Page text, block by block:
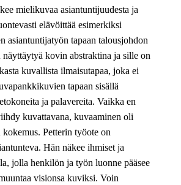
mielikuvaa asiantuntijuudesta ja
elävöittää esimerkiksi
asiantuntijatyön tapaan talousjohdon
kovin abstraktina ja sille on
kuvallista ilmaisutapaa, joka ei
tapaan sisällä
ja palavereita. Vaikka en
kuvattavana, kuvaaminen oli
Petterin työote on
Hän näkee ihmiset ja
jolla henkilön ja työn luonne pääsee
visionsa kuviksi. Voin